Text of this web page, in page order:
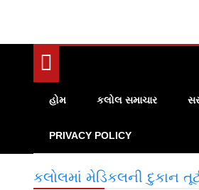
હોમ કલોલ સમાચાર
PRIVACY POLICY
કલોલમાં મેડિકલની દુકાન